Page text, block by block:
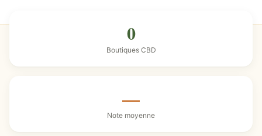
0
Boutiques CBD
—
Note moyenne